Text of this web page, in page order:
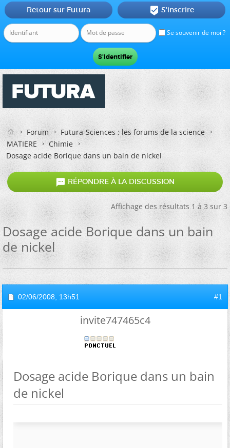
Se souvenir de moi ?
Retour sur Futura  S'inscrire
Forum
Futura-Sciences : les forums de la science
MATIERE
Chimie
Dosage acide Borique dans un bain de nickel
 RÉPONDRE À LA DISCUSSION
Affichage des résultats 1 à 3 sur 3
Dosage acide Borique dans un bain
de nickel
02/06/2008, 13h51 #1
invite747465c4
Dosage acide Borique dans un bain
de nickel